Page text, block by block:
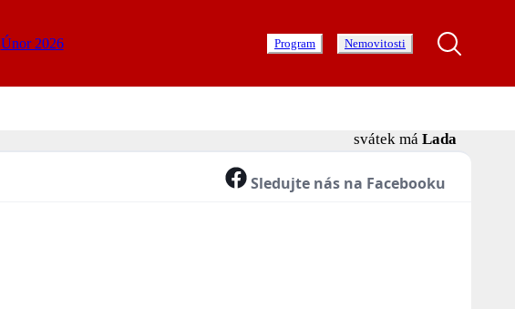
Únor 2026 Program Nemovitosti
svátek má Lada
Sledujte nás na Facebooku